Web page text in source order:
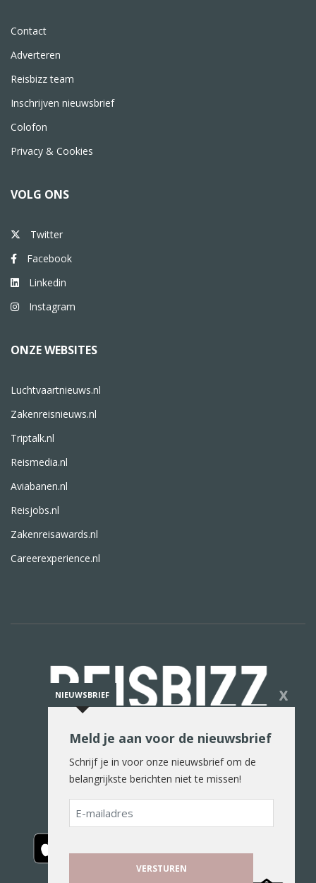
Contact
Adverteren
Reisbizz team
Inschrijven nieuwsbrief
Colofon
Privacy & Cookies
VOLG ONS
Twitter
Facebook
Linkedin
Instagram
ONZE WEBSITES
Luchtvaartnieuws.nl
Zakenreisnieuws.nl
Triptalk.nl
Reismedia.nl
Aviabanen.nl
Reisjobs.nl
Zakenreisawards.nl
Careerexperience.nl
De reiswereld in woord en beeld
NIEUWSBRIEF X
Meld je aan voor de nieuwsbrief
Schrijf je in voor onze nieuwsbrief om de
belangrijkste berichten niet te missen!
E-
mailadres